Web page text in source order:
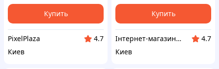
Купить
PixelPlaza
4.7
Киев
Купить
Інтернет-магазин ShopNow
4.7
Киев